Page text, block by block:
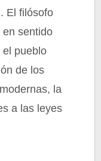
El filósofo
en sentido
el pueblo
de los
la
a las leyes